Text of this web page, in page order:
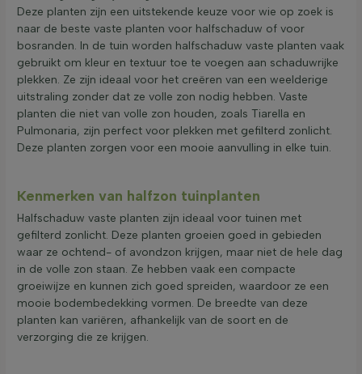
Deze planten zijn een uitstekende keuze voor wie op zoek is
naar de beste vaste planten voor halfschaduw of voor
bosranden. In de tuin worden halfschaduw vaste planten vaak
gebruikt om kleur en textuur toe te voegen aan schaduwrijke
plekken. Ze zijn ideaal voor het creëren van een weelderige
uitstraling zonder dat ze volle zon nodig hebben. Vaste
planten die niet van volle zon houden, zoals Tiarella en
Pulmonaria, zijn perfect voor plekken met gefilterd zonlicht.
Deze planten zorgen voor een mooie aanvulling in elke tuin.
Kenmerken van halfzon tuinplanten
Halfschaduw vaste planten zijn ideaal voor tuinen met
gefilterd zonlicht. Deze planten groeien goed in gebieden
waar ze ochtend- of avondzon krijgen, maar niet de hele dag
in de volle zon staan. Ze hebben vaak een compacte
groeiwijze en kunnen zich goed spreiden, waardoor ze een
mooie bodembedekking vormen. De breedte van deze
planten kan variëren, afhankelijk van de soort en de
verzorging die ze krijgen.